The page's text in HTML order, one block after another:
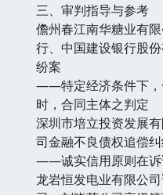
三、审判指导与参考
儋州春江南华糖业有
行、中国建设银行股
纷案
——特定经济条件下，
时，合同主体之判定
深圳市培立投资发展
司金融不良债权追偿
——诚实信用原则在诉
龙岩恒发电业有限公